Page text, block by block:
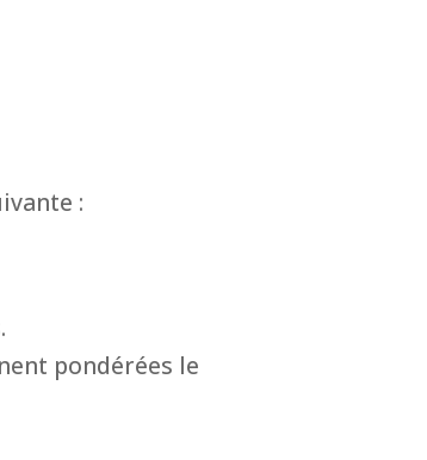
:
pondérées le